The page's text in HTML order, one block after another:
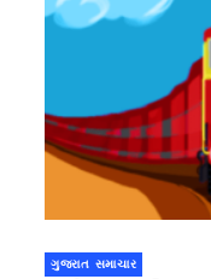
ગુજરાત સમાચાર